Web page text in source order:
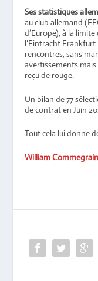
Ses statistiques
au club allemand
d’Europe), à la
l’Eintracht Frankfurt
rencontres, sans
avertissements mais
reçu de rouge.
Un bilan de 77
de contrat en Juin
Tout cela lui donne
William